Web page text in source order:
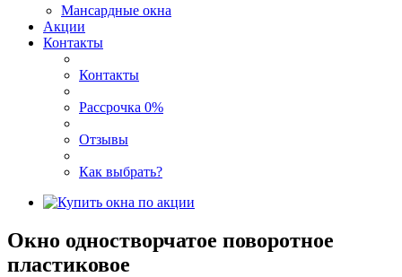
Мансардные окна
Акции
Контакты
Контакты
Рассрочка 0%
Отзывы
Как выбрать?
Окно одностворчатое поворотное
пластиковое